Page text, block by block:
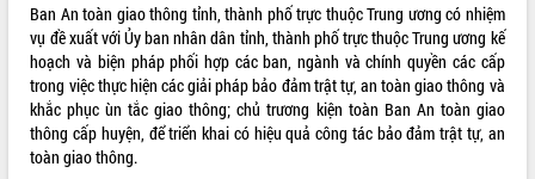
Ban An toàn giao thông tỉnh, thành phố trực thuộc Trung ương có nhiệm
vụ đề xuất với Ủy ban nhân dân tỉnh, thành phố trực thuộc Trung ương kế
hoạch và biện pháp phối hợp các ban, ngành và chính quyền các cấp
trong việc thực hiện các giải pháp bảo đảm trật tự, an toàn giao thông và
khắc phục ùn tắc giao thông; chủ trương kiện toàn Ban An toàn giao
thông cấp huyện, để triển khai có hiệu quả công tác bảo đảm trật tự, an
toàn giao thông.